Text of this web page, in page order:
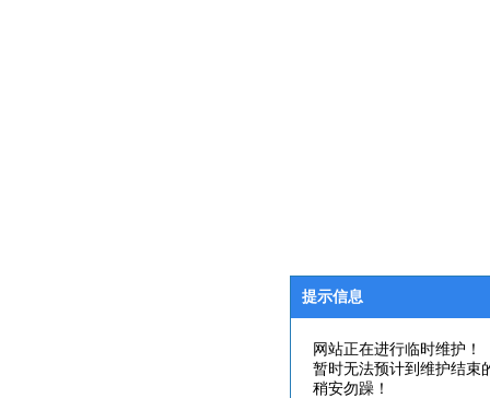
提示信息
网站正在进行临时维护！
暂时无法预计到维护结束
稍安勿躁！